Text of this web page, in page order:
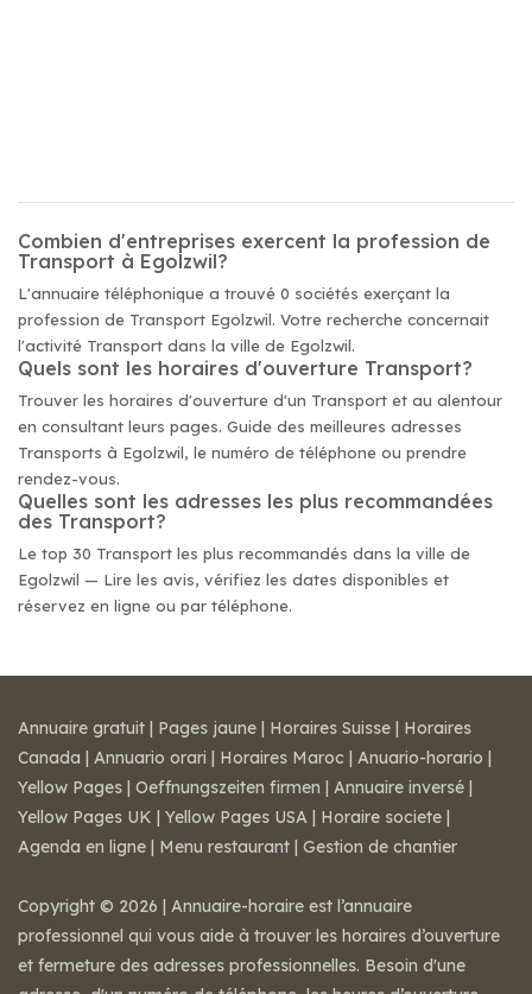
Combien d'entreprises exercent la profession de
Transport à Egolzwil?
L'annuaire téléphonique a trouvé 0 sociétés exerçant la
profession de Transport Egolzwil. Votre recherche concernait
l'activité Transport dans la ville de Egolzwil.
Quels sont les horaires d'ouverture Transport?
Trouver les horaires d'ouverture d'un Transport et au alentour
en consultant leurs pages. Guide des meilleures adresses
Transports à Egolzwil, le numéro de téléphone ou prendre
rendez-vous.
Quelles sont les adresses les plus recommandées
des Transport?
Le top 30 Transport les plus recommandés dans la ville de
Egolzwil — Lire les avis, vérifiez les dates disponibles et
réservez en ligne ou par téléphone.
Annuaire gratuit | Pages jaune | Horaires Suisse | Horaires
Canada | Annuario orari | Horaires Maroc | Anuario-horario |
Yellow Pages | Oeffnungszeiten firmen | Annuaire inversé |
Yellow Pages UK | Yellow Pages USA | Horaire societe |
Agenda en ligne | Menu restaurant | Gestion de chantier
Copyright © 2026 | Annuaire-horaire est l’annuaire
professionnel qui vous aide à trouver les horaires d’ouverture
et fermeture des adresses professionnelles. Besoin d'une